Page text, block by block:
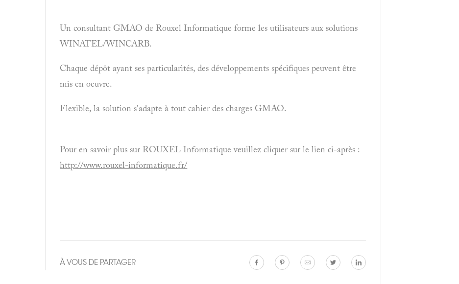
Un consultant GMAO de Rouxel Informatique forme les utilisateurs aux solutions
WINATEL/WINCARB.
Chaque dépôt ayant ses particularités, des développements spécifiques peuvent être
mis en oeuvre.
Flexible, la solution s'adapte à tout cahier des charges GMAO.
Pour en savoir plus sur ROUXEL Informatique veuillez cliquer sur le lien ci-après :
http://www.rouxel-informatique.fr/
À VOUS DE PARTAGER